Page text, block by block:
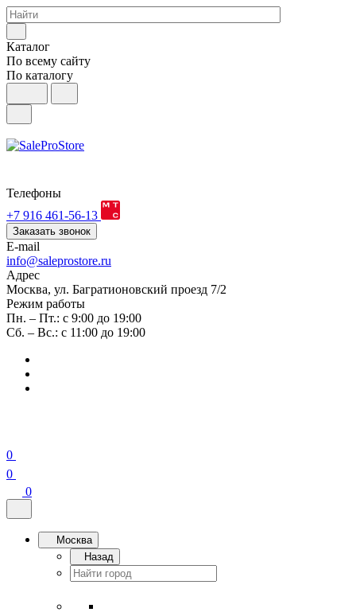
Каталог
По всему сайту
По каталогу
Телефоны
+7 916 461-56-13
Заказать звонок
E-mail
info@saleprostore.ru
Адрес
Москва, ул. Багратионовский проезд 7/2
Режим работы
Пн. – Пт.: с 9:00 до 19:00
Сб. – Вс.: с 11:00 до 19:00
0
0
0
Москва
Назад